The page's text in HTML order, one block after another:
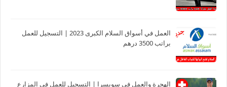
العمل في أسواق السلام الكبرى 2023 | التسجيل للعمل
براتب 3500 درهم
الهجرة والعمل في سويسرا | التسجيل للعمل في المزارع